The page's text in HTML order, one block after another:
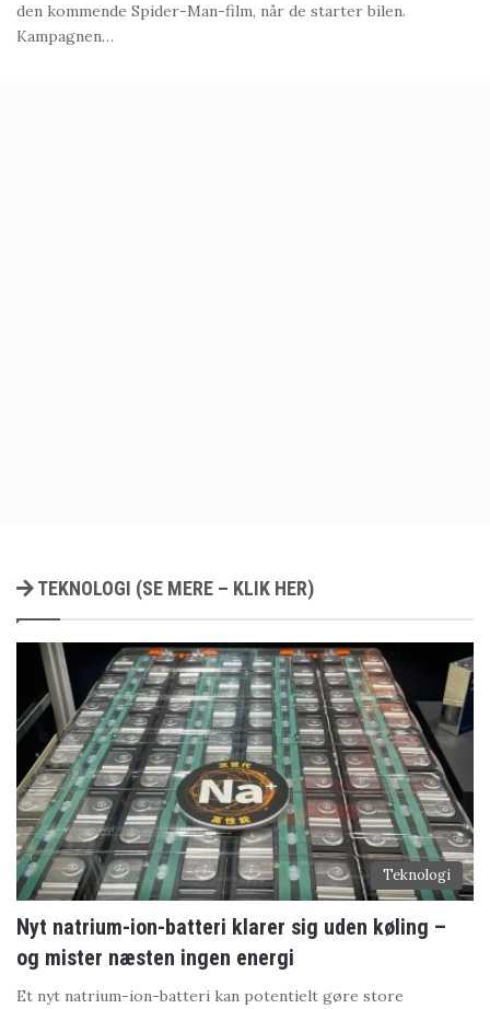
den kommende Spider-Man-film, når de starter bilen.
Kampagnen…
TEKNOLOGI (SE MERE – KLIK HER)
Teknologi
Nyt natrium-ion-batteri klarer sig uden køling –
og mister næsten ingen energi
Et nyt natrium-ion-batteri kan potentielt gøre store